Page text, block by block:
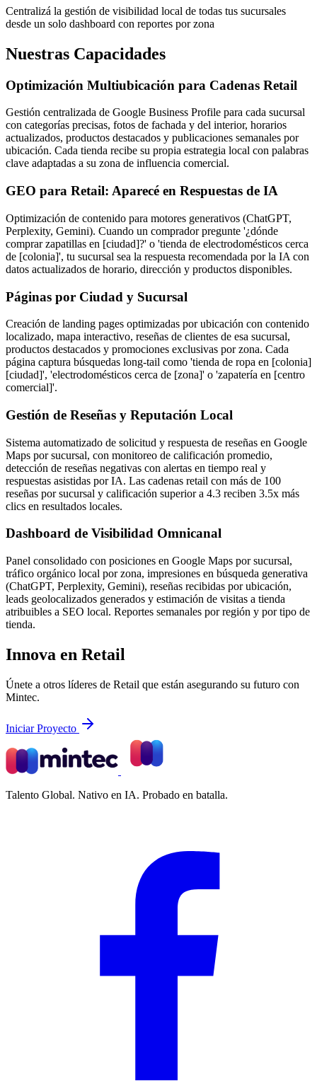
Centralizá la gestión de visibilidad local de todas tus sucursales
desde un solo dashboard con reportes por zona
Nuestras Capacidades
Optimización Multiubicación para Cadenas Retail
Gestión centralizada de Google Business Profile para cada sucursal
con categorías precisas, fotos de fachada y del interior, horarios
actualizados, productos destacados y publicaciones semanales por
ubicación. Cada tienda recibe su propia estrategia local con palabras
clave adaptadas a su zona de influencia comercial.
GEO para Retail: Aparecé en Respuestas de IA
Optimización de contenido para motores generativos (ChatGPT,
Perplexity, Gemini). Cuando un comprador pregunte '¿dónde
comprar zapatillas en [ciudad]?' o 'tienda de electrodomésticos cerca
de [colonia]', tu sucursal sea la respuesta recomendada por la IA con
datos actualizados de horario, dirección y productos disponibles.
Páginas por Ciudad y Sucursal
Creación de landing pages optimizadas por ubicación con contenido
localizado, mapa interactivo, reseñas de clientes de esa sucursal,
productos destacados y promociones exclusivas por zona. Cada
página captura búsquedas long-tail como 'tienda de ropa en [colonia]
[ciudad]', 'electrodomésticos cerca de [zona]' o 'zapatería en [centro
comercial]'.
Gestión de Reseñas y Reputación Local
Sistema automatizado de solicitud y respuesta de reseñas en Google
Maps por sucursal, con monitoreo de calificación promedio,
detección de reseñas negativas con alertas en tiempo real y
respuestas asistidas por IA. Las cadenas retail con más de 100
reseñas por sucursal y calificación superior a 4.3 reciben 3.5x más
clics en resultados locales.
Dashboard de Visibilidad Omnicanal
Panel consolidado con posiciones en Google Maps por sucursal,
tráfico orgánico local por zona, impresiones en búsqueda generativa
(ChatGPT, Perplexity, Gemini), reseñas recibidas por ubicación,
leads geolocalizados generados y estimación de visitas a tienda
atribuibles a SEO local. Reportes semanales por región y por tipo de
tienda.
Innova en Retail
Únete a otros líderes de Retail que están asegurando su futuro con
Mintec.
Iniciar Proyecto
Talento Global. Nativo en IA. Probado en batalla.